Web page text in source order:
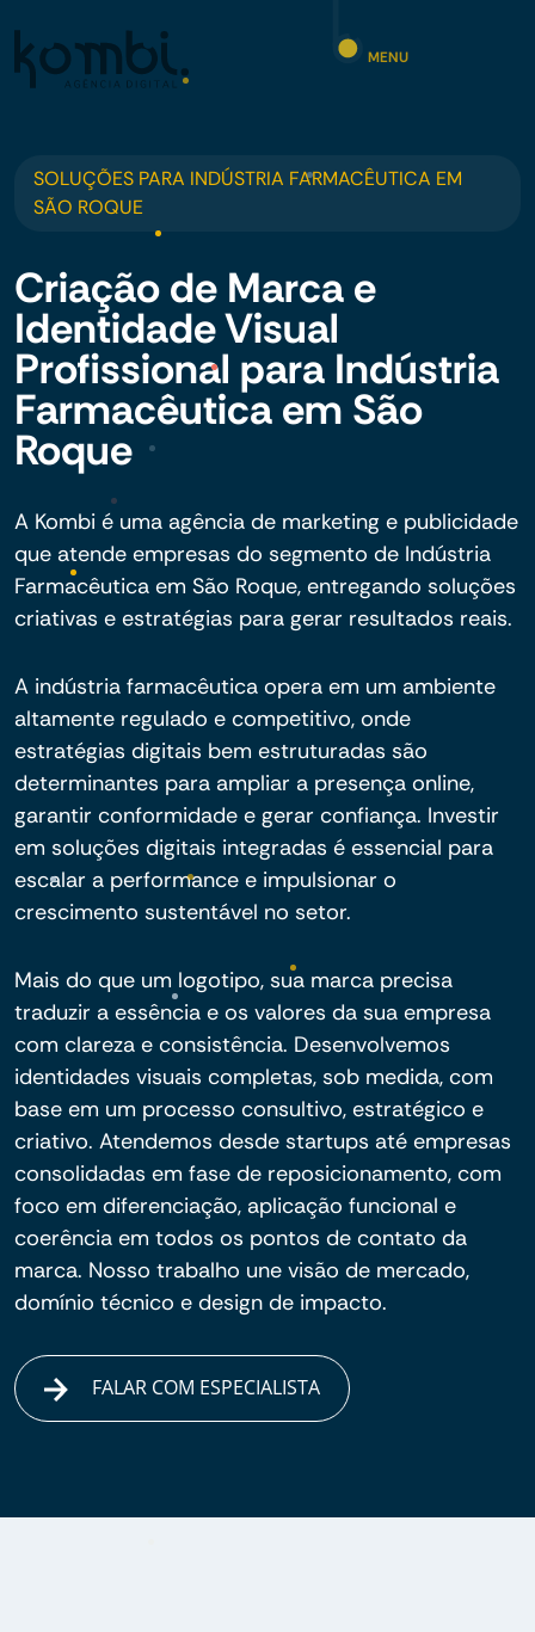
MENU
SOLUÇÕES PARA INDÚSTRIA FARMACÊUTICA EM
SÃO ROQUE
Criação de Marca e
Identidade Visual
Profissional para Indústria
Farmacêutica em São
Roque
A Kombi é uma agência de marketing e publicidade
que atende empresas do segmento de Indústria
Farmacêutica em São Roque, entregando soluções
criativas e estratégias para gerar resultados reais.
A indústria farmacêutica opera em um ambiente
altamente regulado e competitivo, onde
estratégias digitais bem estruturadas são
determinantes para ampliar a presença online,
garantir conformidade e gerar confiança. Investir
em soluções digitais integradas é essencial para
escalar a performance e impulsionar o
crescimento sustentável no setor.
Mais do que um logotipo, sua marca precisa
traduzir a essência e os valores da sua empresa
com clareza e consistência. Desenvolvemos
identidades visuais completas, sob medida, com
base em um processo consultivo, estratégico e
criativo. Atendemos desde startups até empresas
consolidadas em fase de reposicionamento, com
foco em diferenciação, aplicação funcional e
coerência em todos os pontos de contato da
marca. Nosso trabalho une visão de mercado,
domínio técnico e design de impacto.
FALAR COM ESPECIALISTA